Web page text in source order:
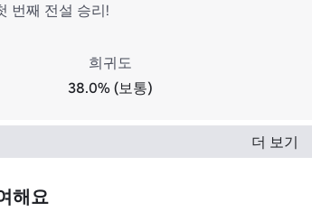
번째 전설 승리!
희귀도
38.0% (보통)
더 보기
해요